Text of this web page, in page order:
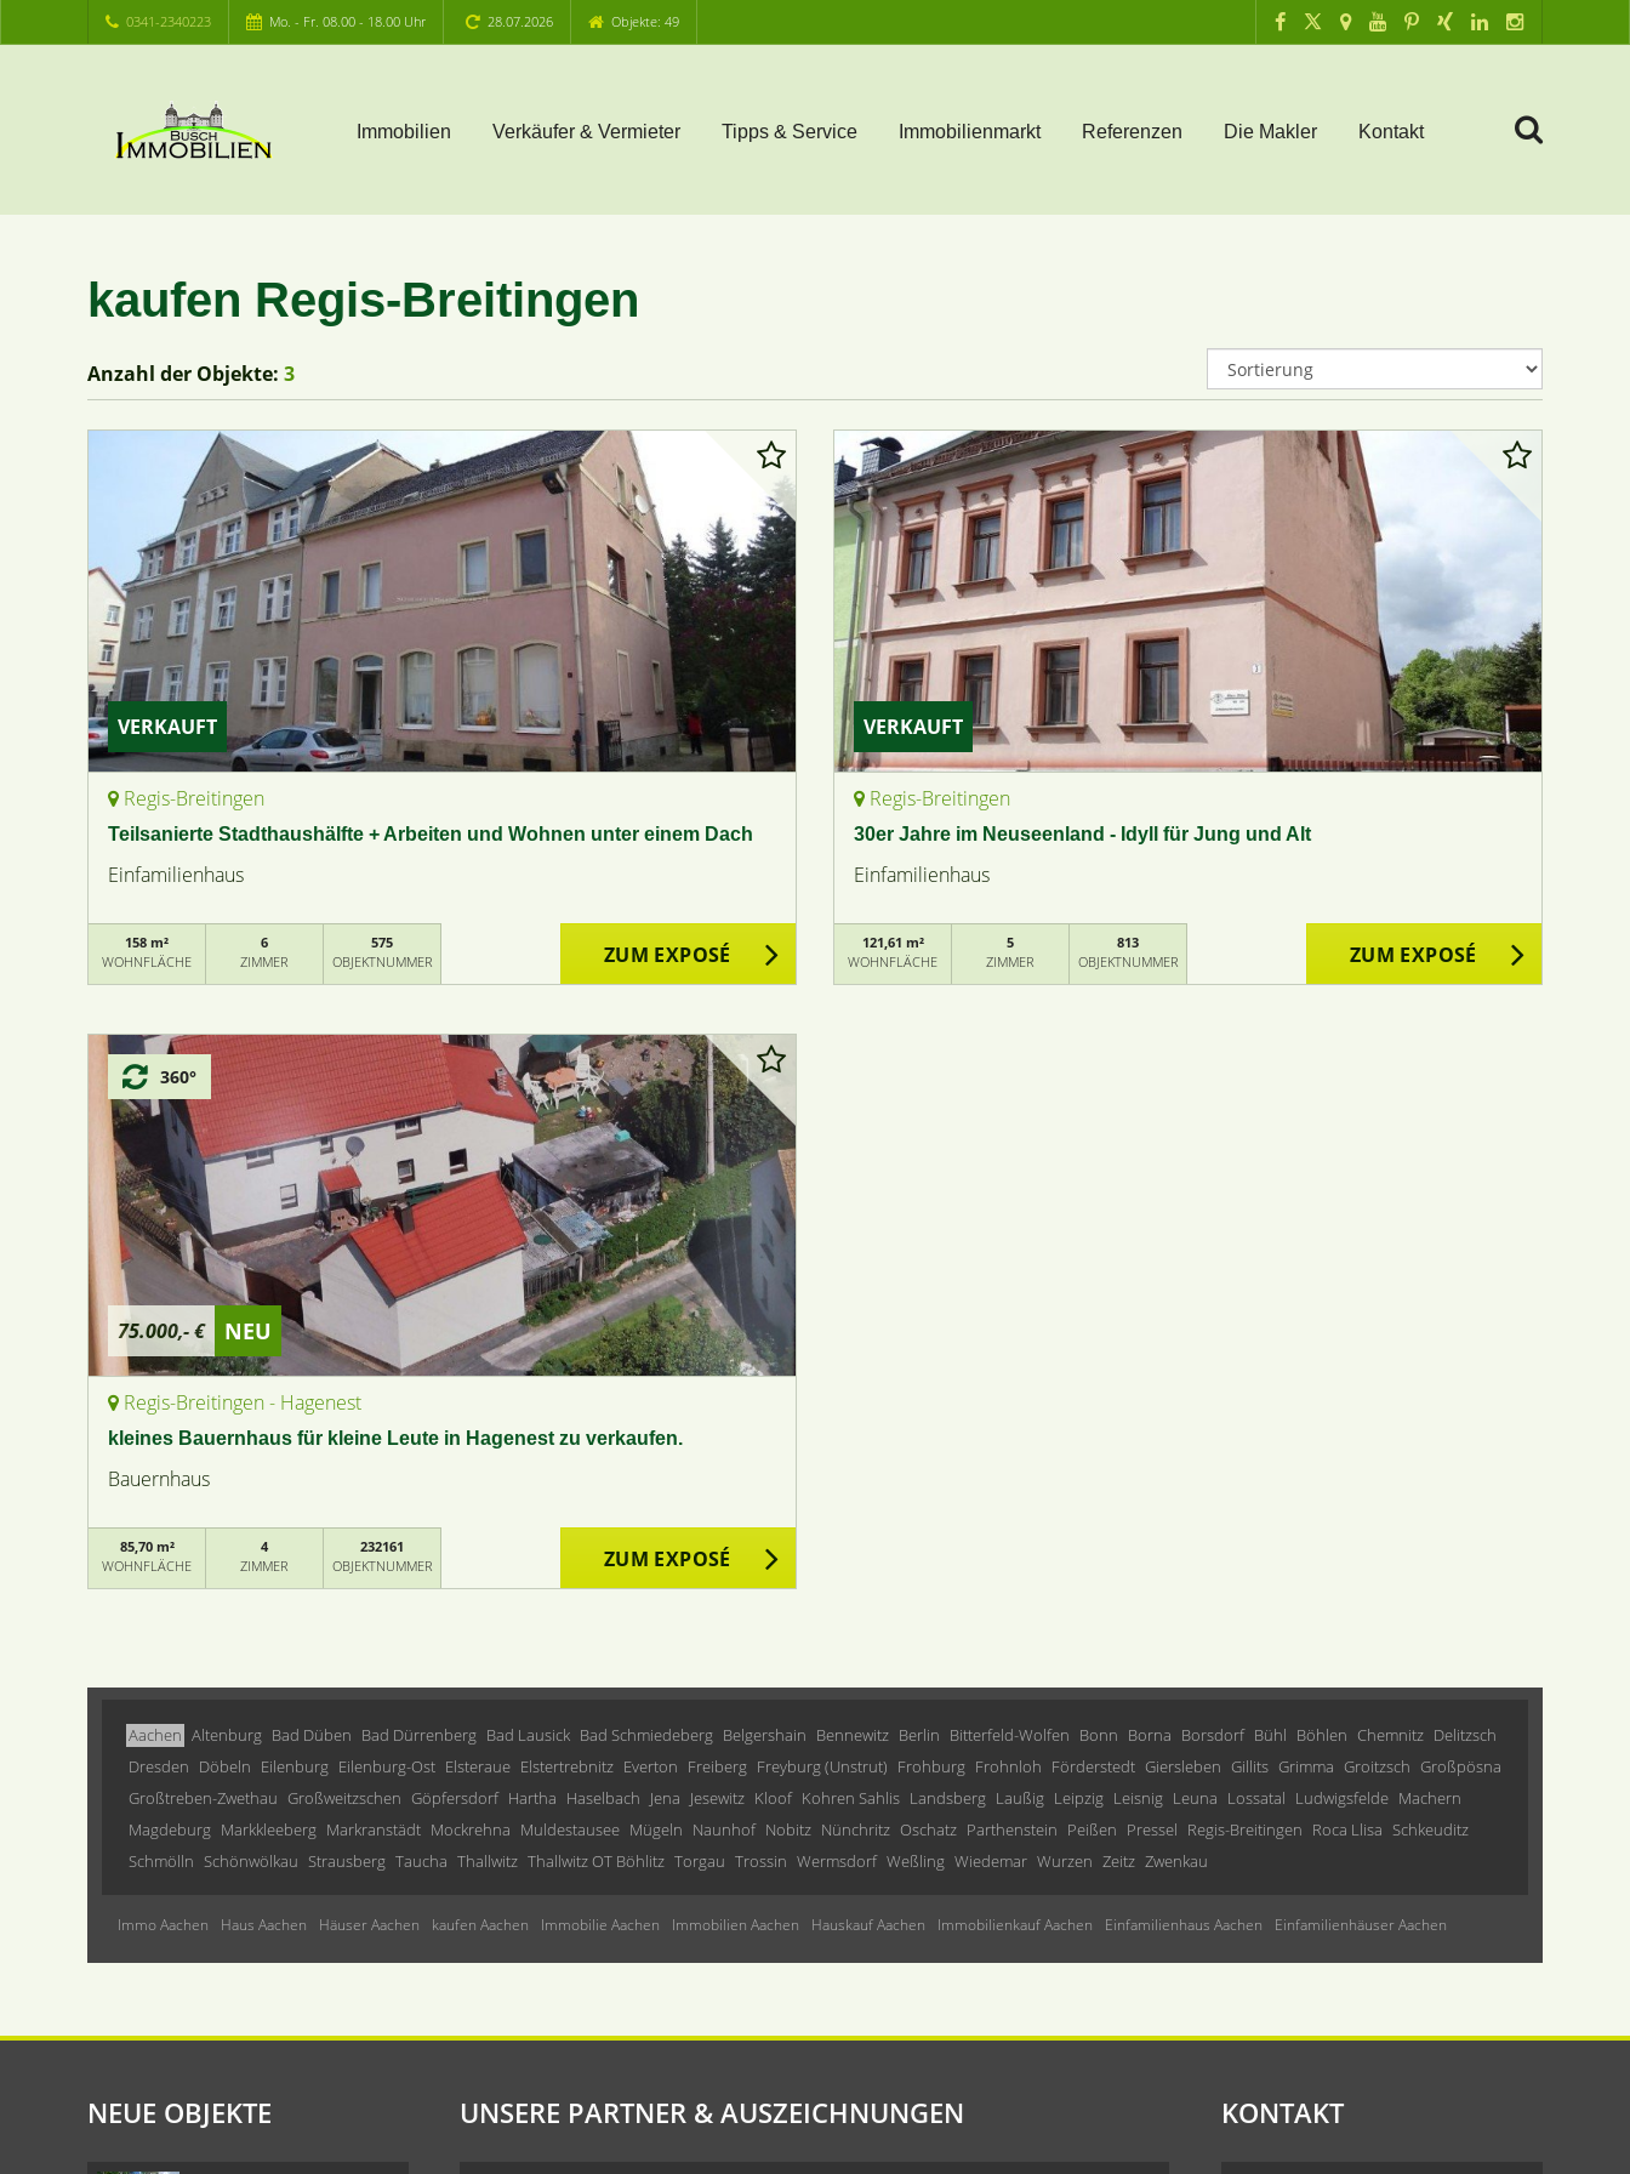
0341-2340223 Mo. - Fr. 08.00 - 18.00 Uhr 28.07.2026 Objekte: 49
Immobilien Verkäufer & Vermieter Tipps & Service Immobilienmarkt Referenzen Die Makler Kontakt
kaufen Regis-Breitingen
Anzahl der Objekte: 3
VERKAUFT
Regis-Breitingen
Teilsanierte Stadthaushälfte + Arbeiten und Wohnen unter einem Dach
Einfamilienhaus
158 m²
WOHNFLÄCHE
6
ZIMMER
575
OBJEKTNUMMER
ZUM EXPOSÉ
VERKAUFT
Regis-Breitingen
30er Jahre im Neuseenland - Idyll für Jung und Alt
Einfamilienhaus
121,61 m²
WOHNFLÄCHE
5
ZIMMER
813
OBJEKTNUMMER
ZUM EXPOSÉ
75.000,- € NEU
360°
Regis-Breitingen - Hagenest
kleines Bauernhaus für kleine Leute in Hagenest zu verkaufen.
Bauernhaus
85,70 m²
WOHNFLÄCHE
4
ZIMMER
232161
OBJEKTNUMMER
ZUM EXPOSÉ
Aachen Altenburg Bad Düben Bad Dürrenberg Bad Lausick Bad Schmiedeberg Belgershain Bennewitz Berlin Bitterfeld-Wolfen Bonn Borna Borsdorf Bühl Böhlen Chemnitz Delitzsch
Dresden Döbeln Eilenburg Eilenburg-Ost Elsteraue Elstertrebnitz Everton Freiberg Freyburg (Unstrut) Frohburg Frohnloh Förderstedt Giersleben Gillits Grimma Groitzsch Großpösna
Großtreben-Zwethau Großweitzschen Göpfersdorf Hartha Haselbach Jena Jesewitz Kloof Kohren Sahlis Landsberg Laußig Leipzig Leisnig Leuna Lossatal Ludwigsfelde Machern
Magdeburg Markkleeberg Markranstädt Mockrehna Muldestausee Mügeln Naunhof Nobitz Nünchritz Oschatz Parthenstein Peißen Pressel Regis-Breitingen Roca Llisa Schkeuditz
Schmölln Schönwölkau Strausberg Taucha Thallwitz Thallwitz OT Böhlitz Torgau Trossin Wermsdorf Weßling Wiedemar Wurzen Zeitz Zwenkau
Immo Aachen Haus Aachen Häuser Aachen kaufen Aachen Immobilie Aachen Immobilien Aachen Hauskauf Aachen Immobilienkauf Aachen Einfamilienhaus Aachen Einfamilienhäuser Aachen
NEUE OBJEKTE UNSERE PARTNER & AUSZEICHNUNGEN KONTAKT